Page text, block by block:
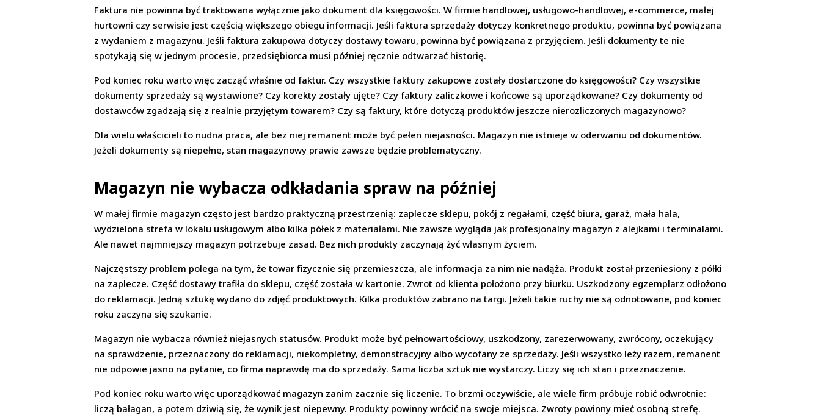
Faktura nie powinna być traktowana wyłącznie jako dokument dla księgowości. W firmie handlowej, usługowo-handlowej, e-commerce, małej
hurtowni czy serwisie jest częścią większego obiegu informacji. Jeśli faktura sprzedaży dotyczy konkretnego produktu, powinna być powiązana
z wydaniem z magazynu. Jeśli faktura zakupowa dotyczy dostawy towaru, powinna być powiązana z przyjęciem. Jeśli dokumenty te nie
spotykają się w jednym procesie, przedsiębiorca musi później ręcznie odtwarzać historię.
Pod koniec roku warto więc zacząć właśnie od faktur. Czy wszystkie faktury zakupowe zostały dostarczone do księgowości? Czy wszystkie
dokumenty sprzedaży są wystawione? Czy korekty zostały ujęte? Czy faktury zaliczkowe i końcowe są uporządkowane? Czy dokumenty od
dostawców zgadzają się z realnie przyjętym towarem? Czy są faktury, które dotyczą produktów jeszcze nierozliczonych magazynowo?
Dla wielu właścicieli to nudna praca, ale bez niej remanent może być pełen niejasności. Magazyn nie istnieje w oderwaniu od dokumentów.
Jeżeli dokumenty są niepełne, stan magazynowy prawie zawsze będzie problematyczny.
Magazyn nie wybacza odkładania spraw na później
W małej firmie magazyn często jest bardzo praktyczną przestrzenią: zaplecze sklepu, pokój z regałami, część biura, garaż, mała hala,
wydzielona strefa w lokalu usługowym albo kilka półek z materiałami. Nie zawsze wygląda jak profesjonalny magazyn z alejkami i terminalami.
Ale nawet najmniejszy magazyn potrzebuje zasad. Bez nich produkty zaczynają żyć własnym życiem.
Najczęstszy problem polega na tym, że towar fizycznie się przemieszcza, ale informacja za nim nie nadąża. Produkt został przeniesiony z półki
na zaplecze. Część dostawy trafiła do sklepu, część została w kartonie. Zwrot od klienta położono przy biurku. Uszkodzony egzemplarz odłożono
do reklamacji. Jedną sztukę wydano do zdjęć produktowych. Kilka produktów zabrano na targi. Jeżeli takie ruchy nie są odnotowane, pod koniec
roku zaczyna się szukanie.
Magazyn nie wybacza również niejasnych statusów. Produkt może być pełnowartościowy, uszkodzony, zarezerwowany, zwrócony, oczekujący
na sprawdzenie, przeznaczony do reklamacji, niekompletny, demonstracyjny albo wycofany ze sprzedaży. Jeśli wszystko leży razem, remanent
nie odpowie jasno na pytanie, co firma naprawdę ma do sprzedaży. Sama liczba sztuk nie wystarczy. Liczy się ich stan i przeznaczenie.
Pod koniec roku warto więc uporządkować magazyn zanim zacznie się liczenie. To brzmi oczywiście, ale wiele firm próbuje robić odwrotnie:
liczą bałagan, a potem dziwią się, że wynik jest niepewny. Produkty powinny wrócić na swoje miejsca. Zwroty powinny mieć osobną strefę.